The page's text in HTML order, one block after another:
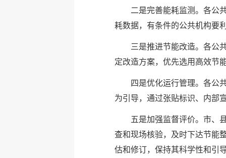
二是完善能耗监测。各公
耗数据，有条件的公共机构要
三是推进节能改造。各公
定改造方案，优先选用高效节
四是优化运行管理。各公
为引导，通过张贴标识、内部
五是加强监督评价。市、
查和现场核验，及时下达节能
估和修订，保持其科学性和引